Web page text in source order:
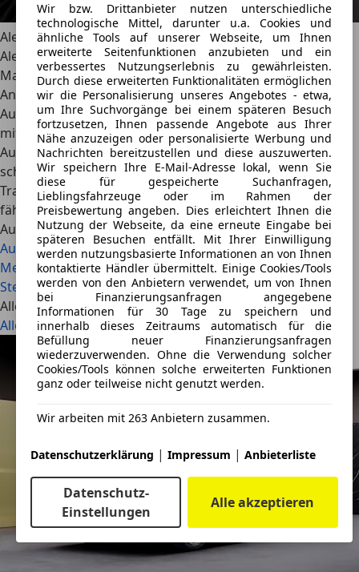
Wir bzw. Drittanbieter nutzen unterschiedliche
technologische Mittel, darunter u.a. Cookies und
ähnliche Tools auf unserer Webseite, um Ihnen
erweiterte Seitenfunktionen anzubieten und ein
verbessertes Nutzungserlebnis zu gewährleisten.
Durch diese erweiterten Funktionalitäten ermöglichen
wir die Personalisierung unseres Angebotes - etwa,
um Ihre Suchvorgänge bei einem späteren Besuch
fortzusetzen, Ihnen passende Angebote aus Ihrer
Nähe anzuzeigen oder personalisierte Werbung und
Nachrichten bereitzustellen und diese auszuwerten.
Wir speichern Ihre E-Mail-Adresse lokal, wenn Sie
diese für gespeicherte Suchanfragen,
Lieblingsfahrzeuge oder im Rahmen der
Preisbewertung angeben. Dies erleichtert Ihnen die
Nutzung der Webseite, da eine erneute Eingabe bei
späteren Besuchen entfällt. Mit Ihrer Einwilligung
werden nutzungsbasierte Informationen an von Ihnen
kontaktierte Händler übermittelt. Einige Cookies/Tools
werden von den Anbietern verwendet, um von Ihnen
bei Finanzierungsanfragen angegebene
Informationen für 30 Tage zu speichern und
innerhalb dieses Zeitraums automatisch für die
Befüllung neuer Finanzierungsanfragen
wiederzuverwenden. Ohne die Verwendung solcher
Cookies/Tools können solche erweiterten Funktionen
ganz oder teilweise nicht genutzt werden.
Wir arbeiten mit 263 Anbietern zusammen.
Datenschutzerklärung | Impressum | Anbieterliste
Datenschutz-
Einstellungen
Alle akzeptieren
Alexander Nocker
Alexander Nocker verstärkt seit 2026 das AutoScout24
Magazin als freier Redakteur mit Fokus auf
Antriebstechnologien. Er bringt langjährige Erfahrung im
Automobiljournalismus mit und beschäftigt sich vor allem
mit neuen Technologien und aktuellen Mobilitätsthemen.
Auch klassische Fahrzeuge kennt und schätzt er. Privat
schlägt sein Herz für sportliche Klassiker - sein
Traumwagen ist ein BMW M3 E30 Sport Evolution. Aktuell
fährt er einen VW ID.3 GTX Fire & Ice.
Auch interessant
Audi A2 e-tron: Comeback der teuren Effizienz-Ikone
Mercedes-Benz GLA (2026): Elektrische 800-Volt-Power,
Sternen-Grill und 657 km Reichweite ab 48.600 Euro
Alle Artikel
Alle ansehen